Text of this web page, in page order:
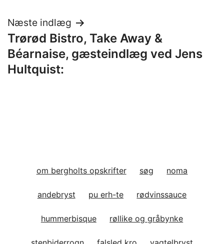
Næste indlæg
Trørød Bistro, Take Away &
Béarnaise, gæsteindlæg ved Jens
Hultquist:
om bergholts opskrifter søg noma
andebryst pu erh-te rødvinssauce
hummerbisque røllike og gråbynke